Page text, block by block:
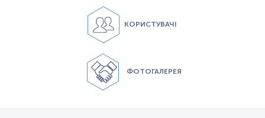
КОРИСТУВАЧІ
ФОТОГАЛЕРЕЯ